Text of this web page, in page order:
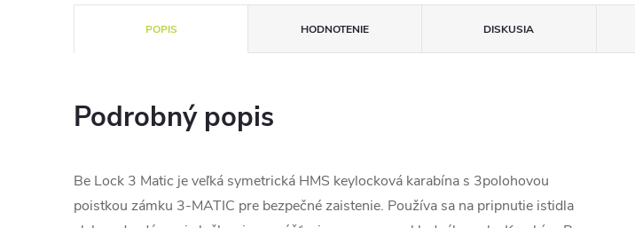
POPIS HODNOTENIE DISKUSIA
Podrobný popis
Be Lock 3 Matic je veľká symetrická HMS keylocková karabína s 3polohovou
poistkou zámku 3-MATIC pre bezpečné zaistenie. Používa sa na pripnutie istidla